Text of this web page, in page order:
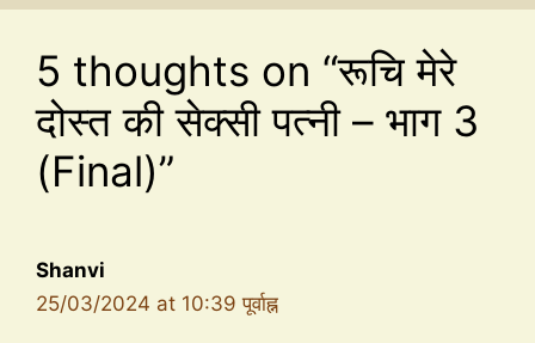
5 thoughts on “रूचि मेरे
दोस्त की सेक्सी पत्नी – भाग 3
(Final)”
Shanvi
25/03/2024 at 10:39 पूर्वाह्न